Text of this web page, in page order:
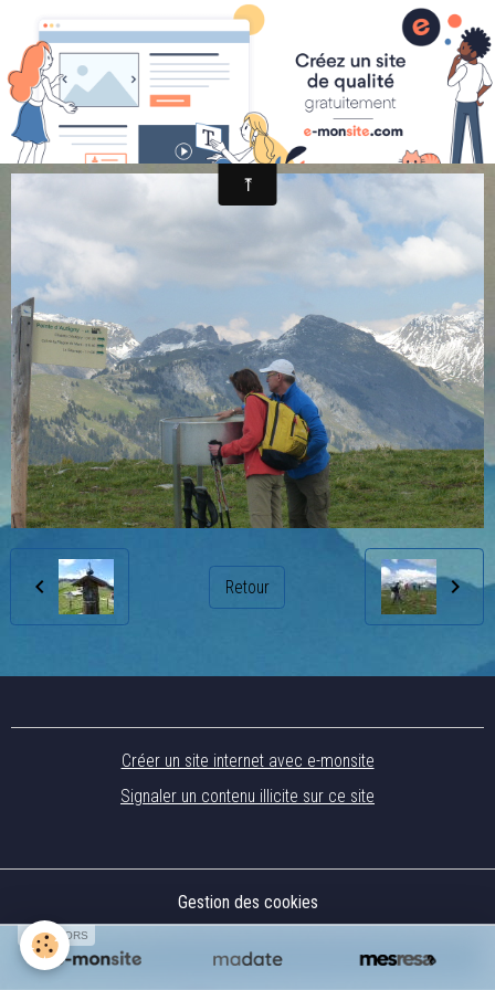
randonnée et découverte nature
pointe d'autigny
Retour
Créer un site internet avec e-monsite
Signaler un contenu illicite sur ce site
Gestion des cookies
SPONSORS